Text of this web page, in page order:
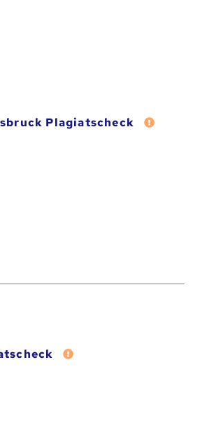
Plagiatscheck Fehler
Fehler melden